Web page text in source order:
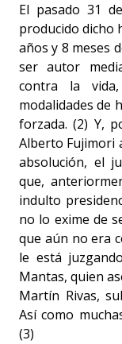
El pasado 31
producido dicho
años y 8 meses
ser autor
contra la
modalidades de
forzada. (2) Y,
Alberto Fujimori
absolución, el
que,
indulto
no lo exime de
que aún no era
le está
Mantas, quien
Martín Rivas,
Así como
(3)